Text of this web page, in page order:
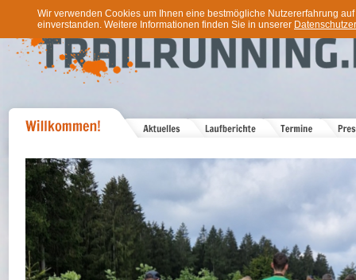
Wir verwenden Cookies um Ihnen eine bestmögliche Nutzererfahrung
einverstanden. Weitere Informationen finden Sie in unserer